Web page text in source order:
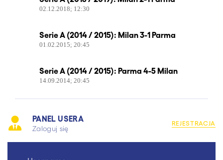
PANEL USERA
Zaloguj się
REJESTRACJA
02.12.2018; 12:30
Serie A (2014 / 2015): Milan 3-1 Parma
01.02.2015; 20:45
Serie A (2014 / 2015): Parma 4-5 Milan
14.09.2014; 20:45